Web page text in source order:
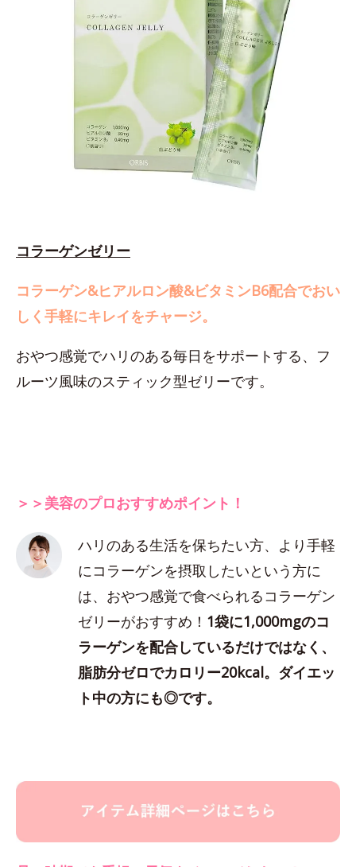
コラーゲンゼリー
コラーゲン&ヒアルロン酸&ビタミンB6配合でおい
しく手軽にキレイをチャージ。
おやつ感覚でハリのある毎日をサポートする、フ
ルーツ風味のスティック型ゼリーです。
＞＞美容のプロおすすめポイント！
ハリのある生活を保ちたい方、より手軽
にコラーゲンを摂取したいという方に
は、おやつ感覚で食べられるコラーゲン
ゼリーがおすすめ！ 1袋に1,000mgのコ
ラーゲンを配合しているだけではなく、
脂肪分ゼロでカロリー20kcal。ダイエッ
ト中の方にも◎です。